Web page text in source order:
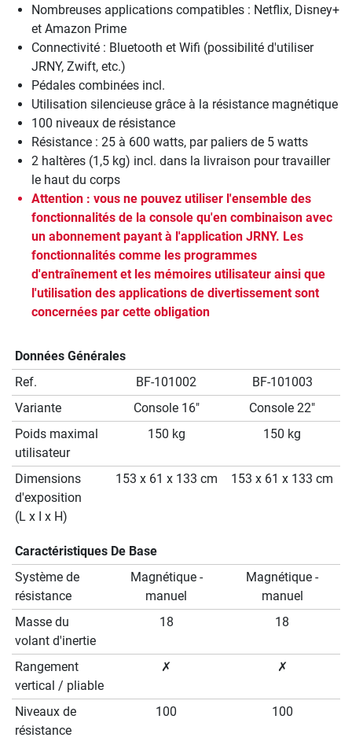
Nombreuses applications compatibles : Netflix, Disney+
et Amazon Prime
Connectivité : Bluetooth et Wifi (possibilité d'utiliser
JRNY, Zwift, etc.)
Pédales combinées incl.
Utilisation silencieuse grâce à la résistance magnétique
100 niveaux de résistance
Résistance : 25 à 600 watts, par paliers de 5 watts
2 haltères (1,5 kg) incl. dans la livraison pour travailler
le haut du corps
Attention : vous ne pouvez utiliser l'ensemble des
fonctionnalités de la console qu'en combinaison avec
un abonnement payant à l'application JRNY. Les
fonctionnalités comme les programmes
d'entraînement et les mémoires utilisateur ainsi que
l'utilisation des applications de divertissement sont
concernées par cette obligation
Données Générales
Ref.
BF-101002
BF-101003
Variante
Console 16"
Console 22"
Poids maximal
utilisateur
150 kg 150 kg
Dimensions
d'exposition
(L x I x H)
153 x 61 x 133 cm 153 x 61 x 133 cm
Caractéristiques De Base
Système de
résistance
Magnétique -
manuel
Magnétique -
manuel
Masse du
volant d'inertie
18 18
Rangement
vertical / pliable
✗ ✗
Niveaux de
résistance
100 100